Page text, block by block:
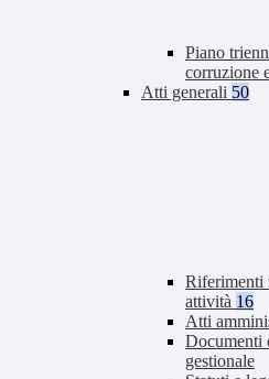
Piano
corruzione
Atti generali 50
Riferimenti
attività 16
Atti
Documenti
gestionale